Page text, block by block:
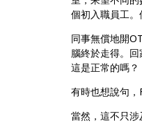
個初入職員工。
同事無償地開
腦終於走得。
這是正常的嗎？
有時也想說句
當然，這不只